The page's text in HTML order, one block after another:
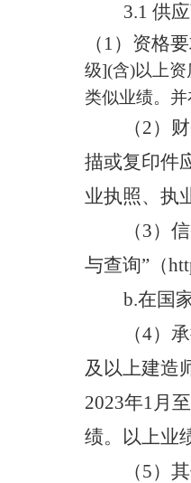
3.1 供
（ 1） 资格要
级](含)以上
类似业绩。
（2）
描或复印件
业执照、执
（3）
与查询” （
b.在国
（4）
及以上建造
2023年1月
绩。
以上业
（5）